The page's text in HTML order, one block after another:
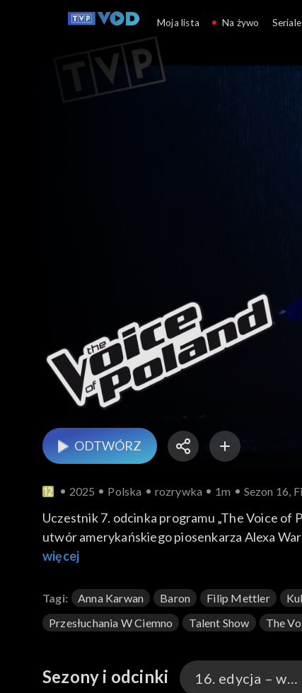
ODTWÓRZ
2025 Polska rozrywka 1m Sezon 16,
Uczestnik 7. odcinka programu „The Voice of
utwór amerykańskiego piosenkarza Alexa
swoją wersję przeboju zaprezentował 27
więcej
Tagi: Anna Karwan Baron Filip Mettler
Przesłuchania W Ciemno
Talent Show The
Sezony i odcinki 16. edycja – występy
Moja lista Na żywo Seriale